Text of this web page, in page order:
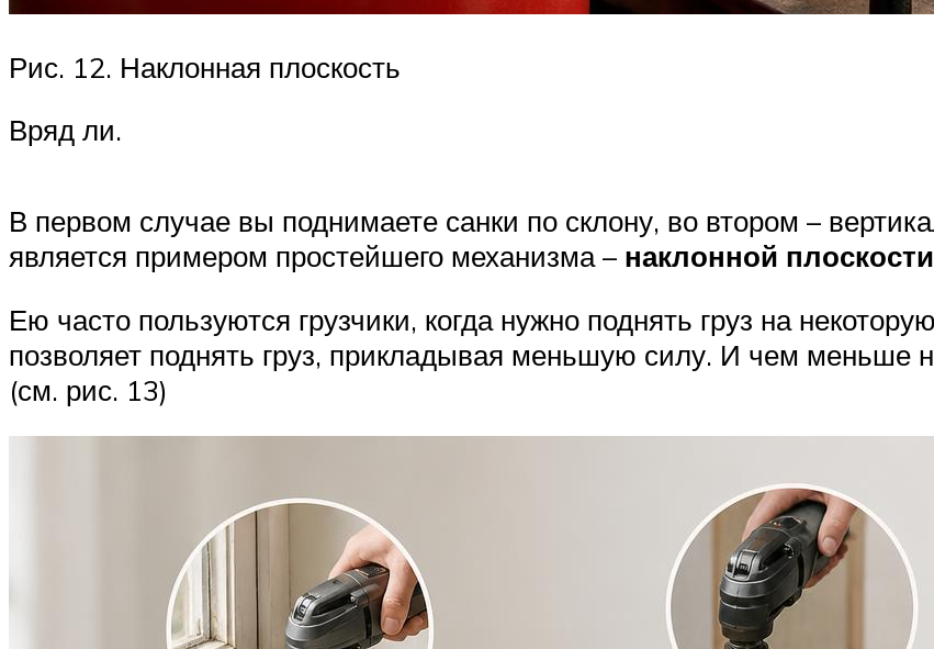
Рис. 12. Наклонная плоскость
Вряд ли.
В первом случае вы поднимаете санки по склону, во втором –
является примером простейшего механизма – наклонной
Ею часто пользуются грузчики, когда нужно поднять груз на
позволяет поднять груз, прикладывая меньшую силу. И чем меньше
(см. рис. 13)